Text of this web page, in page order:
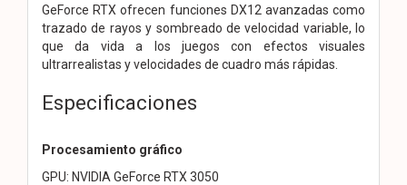
GeForce RTX ofrecen funciones DX12 avanzadas como
trazado de rayos y sombreado de velocidad variable, lo
que da vida a los juegos con efectos visuales
ultrarrealistas y velocidades de cuadro más rápidas.
Especificaciones
Procesamiento gráfico
GPU: NVIDIA GeForce RTX 3050